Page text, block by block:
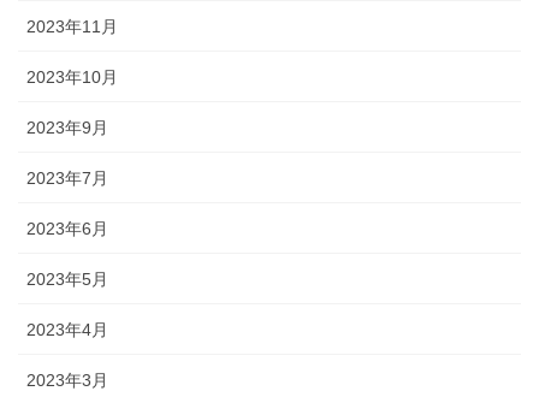
2023年11月
2023年10月
2023年9月
2023年7月
2023年6月
2023年5月
2023年4月
2023年3月